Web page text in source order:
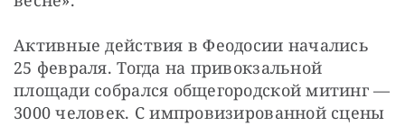
Активные действия в Феодосии начались
25 февраля. Тогда на привокзальной
площади собрался общегородской митинг —
3000 человек. С импровизированной сцены